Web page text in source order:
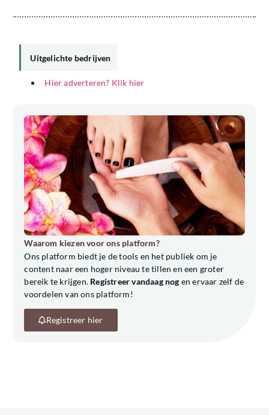
Uitgelichte bedrijven
Hier adverteren? Klik hier
Waarom kiezen voor ons platform?
Ons platform biedt je de tools en het publiek om je
content naar een hoger niveau te tillen en een groter
bereik te krijgen. Registreer vandaag nog en ervaar zelf de
voordelen van ons platform!
Registreer hier